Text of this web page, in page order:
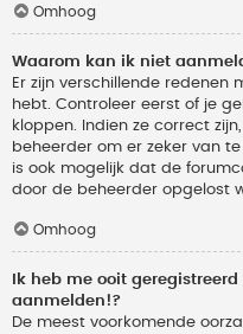
Omhoog
Waarom kan ik niet
Er zijn verschillende
hebt. Controleer eerst of je
kloppen. Indien ze correct
beheerder om er zeker van
is ook mogelijk dat de
door de beheerder opgelost
Omhoog
Ik heb me ooit
aanmelden!?
De meest voorkomende